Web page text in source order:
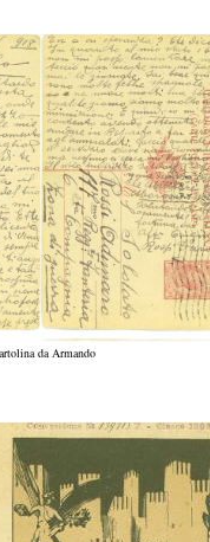
artolina da Armando